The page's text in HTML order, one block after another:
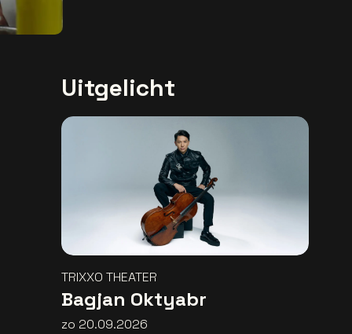
Uitgelicht
TRIXXO THEATER
Bagjan Oktyabr
zo 20.09.2026